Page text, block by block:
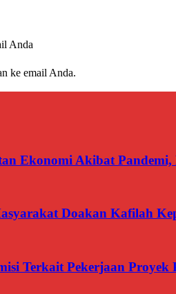
Anda
ke email Anda.
Ekonomi Akibat
Doakan Kafilah
Terkait Pekerjaan